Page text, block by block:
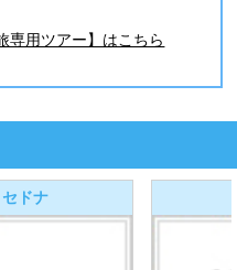
専用ツアー】はこちら
セドナ